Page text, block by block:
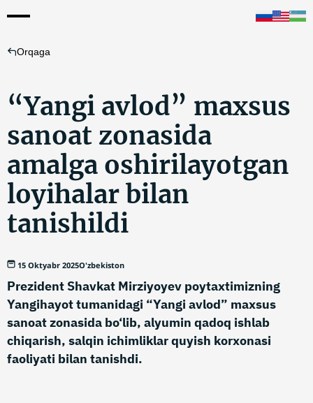
Orqaga
“Yangi avlod” maxsus
sanoat zonasida
amalga oshirilayotgan
loyihalar bilan
tanishildi
15 Oktyabr 2025O'zbekiston
Prezident Shavkat Mirziyoyev poytaxtimizning
Yangihayot tumanidagi “Yangi avlod” maxsus
sanoat zonasida bo‘lib, alyumin qadoq ishlab
chiqarish, salqin ichimliklar quyish korxonasi
faoliyati bilan tanishdi.